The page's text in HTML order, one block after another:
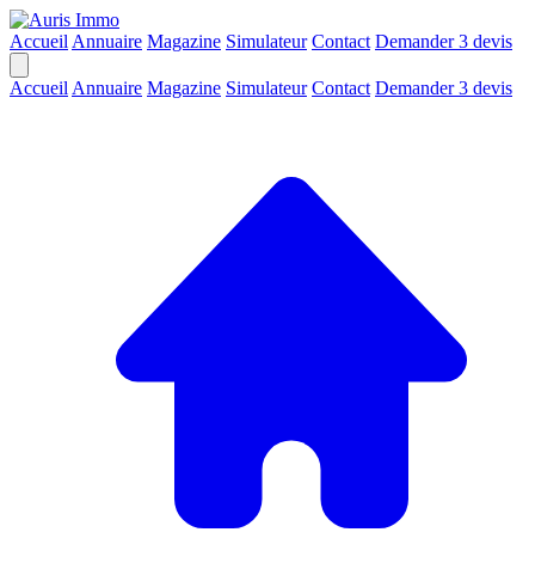
Accueil Annuaire Magazine Simulateur Contact Demander 3 devis
Accueil Annuaire Magazine Simulateur Contact Demander 3 devis